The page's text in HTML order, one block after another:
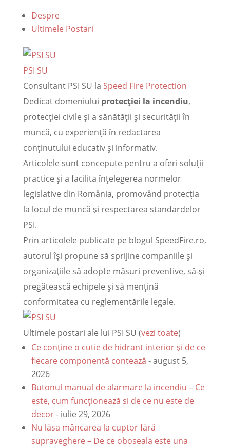
Despre
Ultimele Postari
PSI SU
Consultant PSI SU la Speed Fire Protection
Dedicat domeniului protecției la incendiu,
protecției civile și a sănătății și securității în
muncă, cu experiență în redactarea
conținutului educativ și informativ.
Articolele sunt concepute pentru a oferi soluții
practice și a facilita înțelegerea normelor
legislative din România, promovând protecția
la locul de muncă și respectarea standardelor
PSI.
Prin articolele publicate pe blogul SpeedFire.ro,
autorul își propune să sprijine companiile și
organizațiile să adopte măsuri preventive, să-și
pregătească echipele și să mențină
conformitatea cu reglementările legale.
Ultimele postari ale lui PSI SU (vezi toate)
Ce conține o cutie de hidrant interior și de ce
fiecare componentă contează - august 5,
2026
Butonul manual de alarmare la incendiu – Ce
este, cum funcționează si de ce nu este de
decor- iulie 29, 2026
Nu lăsa mâncarea la cuptor fără
supraveghere – De ce oboseala este una